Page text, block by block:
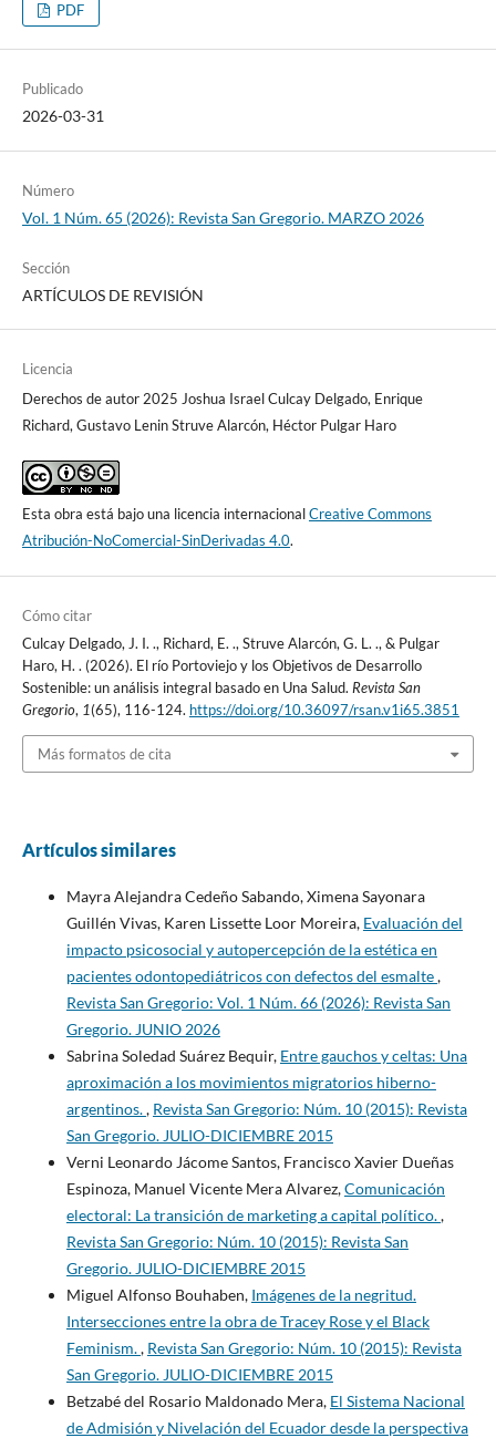
PDF
Publicado
2026-03-31
Número
Vol. 1 Núm. 65 (2026): Revista San Gregorio. MARZO 2026
Sección
ARTÍCULOS DE REVISIÓN
Licencia
Derechos de autor 2025 Joshua Israel Culcay Delgado, Enrique
Richard, Gustavo Lenin Struve Alarcón, Héctor Pulgar Haro
Esta obra está bajo una licencia internacionalCreative Commons
Atribución-NoComercial-SinDerivadas 4.0.
Cómo citar
Culcay Delgado, J. I. ., Richard, E. ., Struve Alarcón, G. L. ., & Pulgar
Haro, H. . (2026). El río Portoviejo y los Objetivos de Desarrollo
Sostenible: un análisis integral basado en Una Salud. Revista San
Gregorio, 1(65), 116-124. https://doi.org/10.36097/rsan.v1i65.3851
Más formatos de cita
Artículos similares
Mayra Alejandra Cedeño Sabando, Ximena Sayonara
Guillén Vivas, Karen Lissette Loor Moreira, Evaluación del
impacto psicosocial y autopercepción de la estética en
pacientes odontopediátricos con defectos del esmalte,
Revista San Gregorio: Vol. 1 Núm. 66 (2026): Revista San
Gregorio. JUNIO 2026
Sabrina Soledad Suárez Bequir, Entre gauchos y celtas: Una
aproximación a los movimientos migratorios hiberno-
argentinos., Revista San Gregorio: Núm. 10 (2015): Revista
San Gregorio. JULIO-DICIEMBRE 2015
Verni Leonardo Jácome Santos, Francisco Xavier Dueñas
Espinoza, Manuel Vicente Mera Alvarez,Comunicación
electoral: La transición de marketing a capital político.,
Revista San Gregorio: Núm. 10 (2015): Revista San
Gregorio. JULIO-DICIEMBRE 2015
Miguel Alfonso Bouhaben, Imágenes de la negritud.
Intersecciones entre la obra de Tracey Rose y el Black
Feminism., Revista San Gregorio: Núm. 10 (2015): Revista
San Gregorio. JULIO-DICIEMBRE 2015
Betzabé del Rosario Maldonado Mera, El Sistema Nacional
de Admisión y Nivelación del Ecuador desde la perspectiva